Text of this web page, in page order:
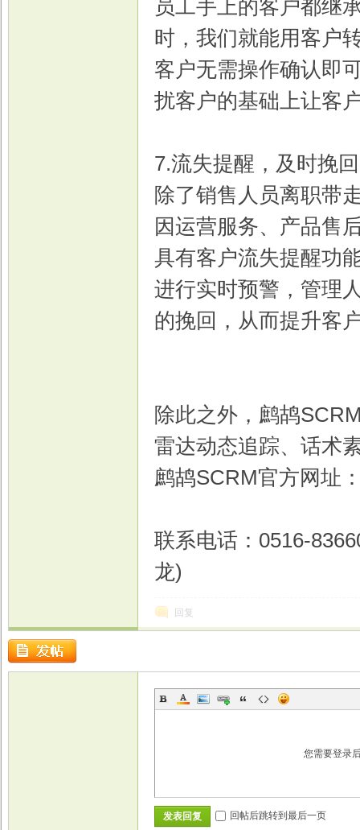
员工手上的客户都继
时，我们就能用客户
客户无需操作确认即
扰客户的基础上让客
7.流失提醒，及时挽
除了销售人员离职带
因运营服务、产品售
具有客户流失提醒功
进行实时预警，管理
的挽回，从而提升客
除此之外，鹧鸪
雷达动态追踪、话术
鹧鸪SCRM官方网址
联系电话：0516-
龙)
回复
您需要登录
发表回复 回帖后跳转到最后一页